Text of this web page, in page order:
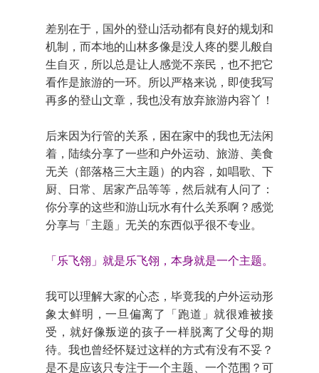
差别在于，国外的登山活动都有良好的规划和
机制，而本地的山林多像是没人疼的婴儿般自
生自灭，所以总是让人感觉不亲民，也不把它
看作是旅游的一环。所以严格来说，即使我写
再多的登山文章，我也没有放弃旅游内容丫！
后来因为行管的关系，困在家中的我也无法闲
着，陆续分享了一些和户外运动、旅游、美食
无关（部落格三大主题）的内容，如唱歌、下
厨、日常、居家产品等等，然后就有人问了：
你分享的这些和游山玩水有什么关系啊？感觉
分享与「主题」无关的东西似乎很不专业。
「乐飞翎」就是乐飞翎，本身就是一个主题。
我可以理解大家的心态，毕竟我的户外运动形
象太鲜明，一旦偏离了「跑道」就很难被接
受，就好像叛逆的孩子一样脱离了父母的期
待。我也曾经怀疑过这样的方式有没有不妥？
是不是应该只专注于一个主题、一个范围？可